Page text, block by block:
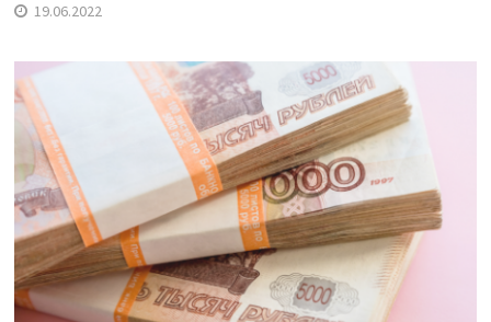
19.06.2022